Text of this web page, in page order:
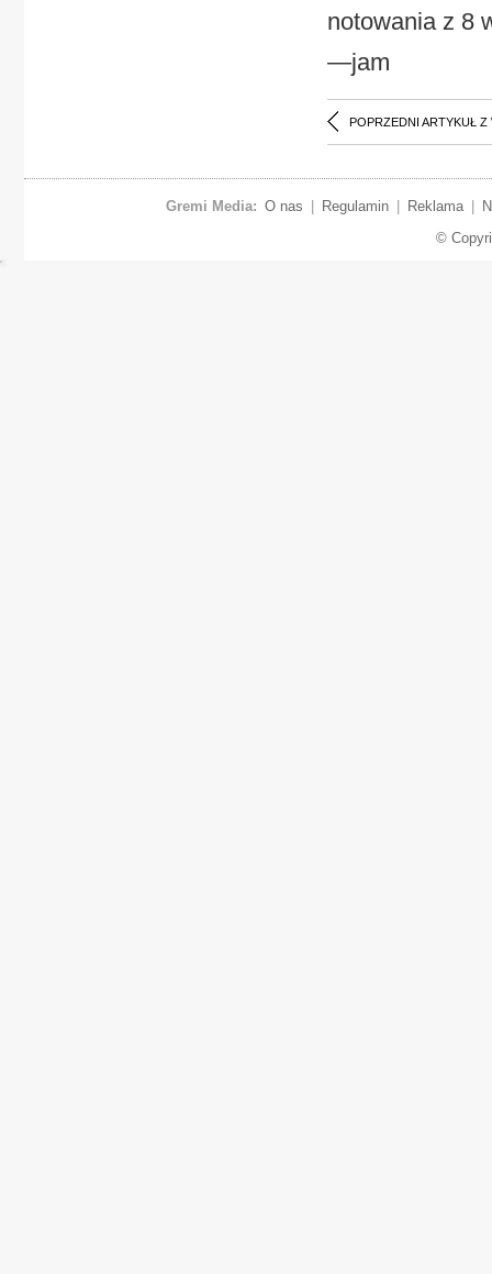
notowania z 8
—jam
POPRZEDNI ARTYKUŁ Z
Gremi Media: O nas Regulamin Reklama
©